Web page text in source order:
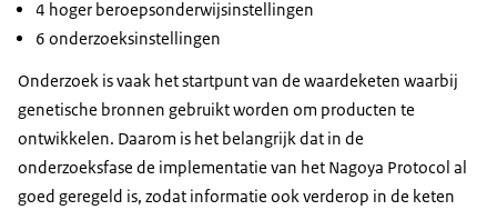
4 hoger beroepsonderwijsinstellingen
6 onderzoeksinstellingen
Onderzoek is vaak het startpunt van de waardeketen waarbij
genetische bronnen gebruikt worden om producten te
ontwikkelen. Daarom is het belangrijk dat in de
onderzoeksfase de implementatie van het Nagoya Protocol al
goed geregeld is, zodat informatie ook verderop in de keten